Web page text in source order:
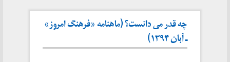
چه قدر می دانست؟ (ماهنامه «فرهنگ امروز»
ـ آبان ۱۳۹۴)